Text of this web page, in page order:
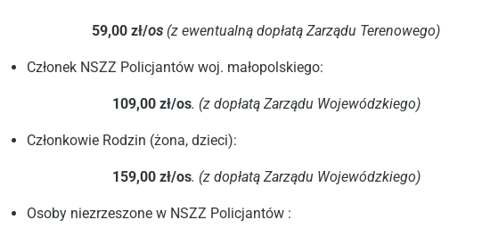
59,00 zł/os (z ewentualną dopłatą Zarządu Terenowego)
Członek NSZZ Policjantów woj. małopolskiego:
109,00 zł/os. (z dopłatą Zarządu Wojewódzkiego)
Członkowie Rodzin (żona, dzieci):
159,00 zł/os. (z dopłatą Zarządu Wojewódzkiego)
Osoby niezrzeszone w NSZZ Policjantów :